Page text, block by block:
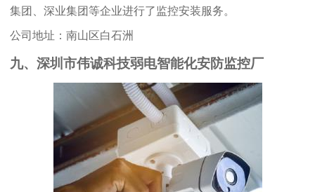
集团、深业集团等企业进行了监控安装服务。
公司地址：南山区白石洲
九、深圳市伟诚科技弱电智能化安防监控厂